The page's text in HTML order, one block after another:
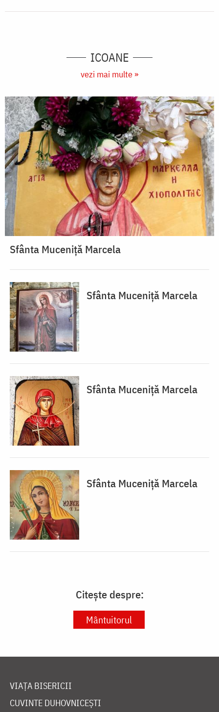
ICOANE
vezi mai multe »
Sfânta Muceniță Marcela
Sfânta Muceniță Marcela
Sfânta Muceniță Marcela
Sfânta Muceniță Marcela
Citește despre:
Mântuitorul
VIAȚA BISERICII
CUVINTE DUHOVNICEȘTI